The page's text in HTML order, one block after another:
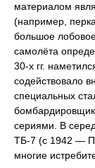
материалом
(например,
большое
самолёта
30-х гг.
содействовало
специальных
сериями. В
ТБ-7 (с 1942 —
многие